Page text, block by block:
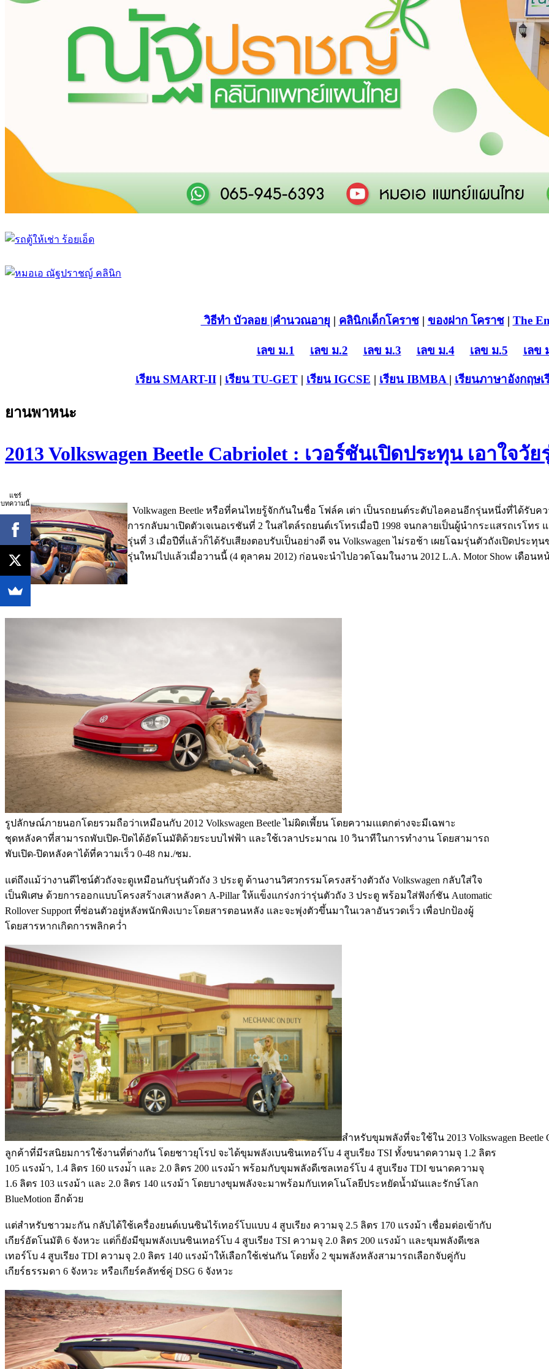
วิธีทำ บัวลอย |คำนวณอายุ | คลินิกเด็กโคราช| ของฝาก โคราช| The
เลข ม.1 เลข ม.2 เลข ม.3 เลข ม.4 เลข ม.5 เลข
เรียน SMART-II| เรียน TU-GET| เรียน IGCSE | เรียน IBMBA | เรียนภาษาอังกฤษเ
ยานพาหนะ
2013 Volkswagen Beetle Cabriolet : เวอร์ชันเปิดประทุน เอาใจวัย
Volkwagen Beetle หรือที่คนไทยรู้จักกันในชื่อ โฟล์ค เต่า เป็นรถยนต์ระดับไอคอนอีกรุ่นหนึ่งที่ได้รับค
การกลับมาเปิดตัวเจเนอเรชันที่ 2 ในสไตล์รถยนต์เรโทรเมื่อปี 1998 จนกลายเป็นผู้นำกระแสรถเรโทร
รุ่นที่ 3 เมื่อปีที่แล้วก็ได้รับเสียงตอบรับเป็นอย่างดี จน Volkswagen ไม่รอช้า เผยโฉมรุ่นตัวถังเปิดประทุน
รุ่นใหม่ไปแล้วเมื่อวานนี้ (4 ตุลาคม 2012) ก่อนจะนำไปอวดโฉมในงาน 2012 L.A. Motor Show เดือนห
รูปลักษณ์ภายนอกโดยรวมถือว่าเหมือนกับ 2012 Volkswagen Beetle ไม่ผิดเพี้ยน โดยความเแตกต่างจะมีเฉพาะ
ชุดหลังคาที่สามารถพับเปิด-ปิดได้อัตโนมัติด้วยระบบไฟฟ้า และใช้เวลาประมาณ 10 วินาทีในการทำงาน โดยสามารถ
พับเปิด-ปิดหลังคาได้ที่ความเร็ว 0-48 กม./ชม.
แต่ถึงแม้ว่างานดีไซน์ตัวถังจะดูเหมือนกับรุ่นตัวถัง 3 ประตู ด้านงานวิศวกรรมโครงสร้างตัวถัง Volkswagen กลับใส่ใจ
เป็นพิเศษ ด้วยการออกแบบโครงสร้างเสาหลังคา A-Pillar ให้แข็งแกร่งกว่ารุ่นตัวถัง 3 ประตู พร้อมใส่ฟังก์ชัน Automatic
Rollover Support ที่ซ่อนตัวอยู่หลังพนักพิงเบาะโดยสารตอนหลัง และจะพุ่งตัวขึ้นมาในเวลาอันรวดเร็ว เพื่อปกป้องผู้
โดยสารหากเกิดการพลิกคว่ำ
สำหรับขุมพลังที่จะใช้ใน 2013 Volkswagen
ลูกค้าที่มีรสนิยมการใช้งานที่ต่างกัน โดยชาวยุโรป จะได้ขุมพลังเบนซินเทอร์โบ 4 สูบเรียง TSI ทั้งขนาดความจุ 1.2 ลิตร
105 แรงม้า, 1.4 ลิตร 160 แรงม่้า และ 2.0 ลิตร 200 แรงม้า พร้อมกับขุมพลังดีเซลเทอร์โบ 4 สูบเรียง TDI ขนาดความจุ
1.6 ลิตร 103 แรงม้า และ 2.0 ลิตร 140 แรงม้า โดยบางขุมพลังจะมาพร้อมกับเทคโนโลยีประหยัดน้ำมันและรักษ์โลก
BlueMotion อีกด้วย
แต่สำหรับชาวมะกัน กลับได้ใช้เครื่องยนต์เบนซินไร้เทอร์โบแบบ 4 สูบเรียง ความจุ 2.5 ลิตร 170 แรงม้า เชื่อมต่อเข้ากับ
เกียร์อัตโนมัติ 6 จังหวะ แต่ก็ยังมีขุมพลังเบนซินเทอร์โบ 4 สูบเรียง TSI ความจุ 2.0 ลิตร 200 แรงม้า และขุมพลังดีเซล
เทอร์โบ 4 สูบเรียง TDI ความจุ 2.0 ลิตร 140 แรงม้าให้เลือกใช้เช่นกัน โดยทั้ง 2 ขุมพลังหลังสามารถเลือกจับคู่กับ
เกียร์ธรรมดา 6 จังหวะ หรือเกียร์คลัทช์คู่ DSG 6 จังหวะ
แชร์
บทความนี้